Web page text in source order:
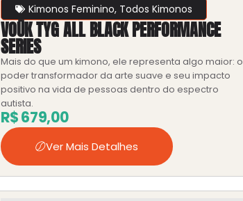
Kimonos Feminino, Todos Kimonos
VOŪK TYG ALL BLACK PERFORMANCE
SERIES
Mais do que um kimono, ele representa algo maior: o
poder transformador da arte suave e seu impacto
positivo na vida de pessoas dentro do espectro
autista.
R$679,00
Ver Mais Detalhes